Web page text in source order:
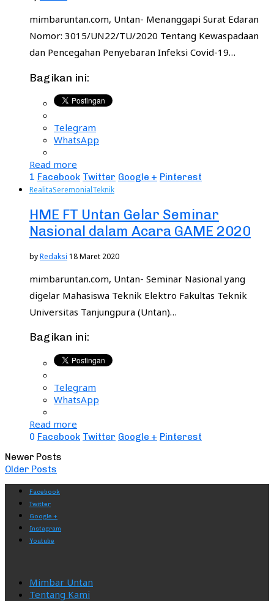
mimbaruntan.com, Untan- Menanggapi Surat Edaran
Nomor: 3015/UN22/TU/2020 Tentang Kewaspadaan
dan Pencegahan Penyebaran Infeksi Covid-19…
Bagikan ini:
Telegram
WhatsApp
Read more
1 Facebook Twitter Google + Pinterest
RealitaSeremonialTeknik
HME FT Untan Gelar Seminar
Nasional dalam Acara GAME 2020
byRedaksi 18 Maret 2020
mimbaruntan.com, Untan- Seminar Nasional yang
digelar Mahasiswa Teknik Elektro Fakultas Teknik
Universitas Tanjungpura (Untan)…
Bagikan ini:
Telegram
WhatsApp
Read more
0 Facebook Twitter Google + Pinterest
Newer Posts
Older Posts
Facebook
Twitter
Google +
Instagram
Youtube
Mimbar Untan
Tentang Kami